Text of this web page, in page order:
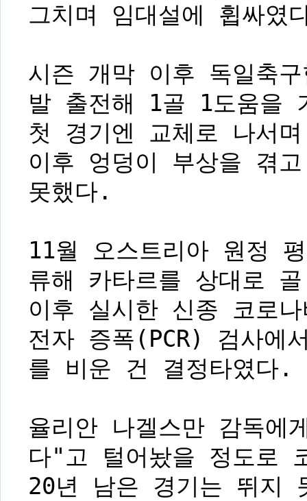
그치며 임대설에 휩싸였
시즌 개막 이후 독일축
발 출전해 1골 1도움을
첫 경기엔 교체로 나서
이후 엉덩이 부상을 겪
못했다.
11월 오스트리아 원정
류해 카타르를 상대로
이후 실시한 신종 코로
전자 증폭(PCR) 검사에
를 비운 건 결정타였다.
율리안 나겔스만 감독
다"고 털어놨을 정도로
20년 남은 경기는 뛰지